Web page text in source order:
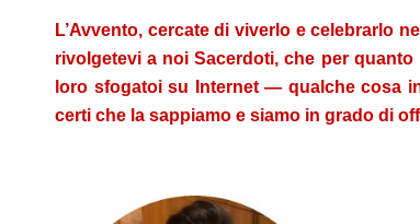
L’Avvento, cercate di viverlo e celebrarlo
rivolgetevi a noi Sacerdoti, che per
loro sfogatoi su Internet ― qualche cosa
certi che la sappiamo e siamo in grado di